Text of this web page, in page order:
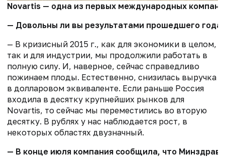
Novartis — одна из первых международных
— Довольны ли вы результатами прошедшего
— В кризисный 2015 г., как для экономики в целом,
так и для индустрии, мы продолжили работать в
полную силу. И, наверное, сейчас справедливо
пожинаем плоды. Естественно, снизилась выручка
в долларовом эквиваленте. Если раньше Россия
входила в десятку крупнейших рынков для
Novartis, то сейчас мы переместились во вторую
десятку. В рублях у нас наблюдается рост, в
некоторых областях двузначный.
— В конце июля компания сообщила, что Минздрав